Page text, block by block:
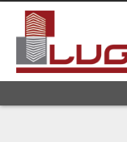
Pasar al contenido principal